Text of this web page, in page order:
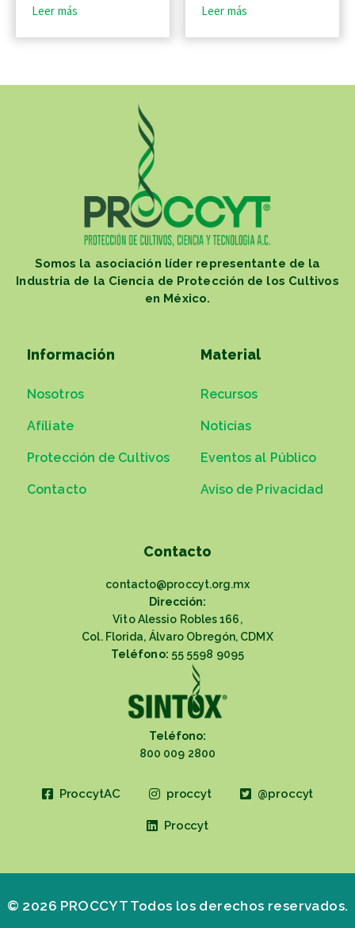
Leer más
Leer más
Somos la asociación líder representante de la
Industria de la Ciencia de Protección de los Cultivos
en México.
Información
Nosotros
Afíliate
Protección de Cultivos
Contacto
Material
Recursos
Noticias
Eventos al Público
Aviso de Privacidad
Contacto
contacto@proccyt.org.mx
Dirección:
Vito Alessio Robles 166,
Col. Florida, Álvaro Obregón, CDMX
Teléfono: 55 5598 9095
Teléfono:
800 009 2800
ProccytAC proccyt @proccyt
Proccyt
© 2026 PROCCYT Todos los derechos reservados.